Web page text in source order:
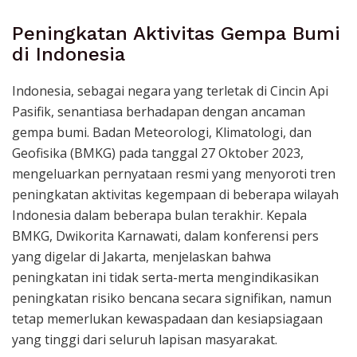
Peningkatan Aktivitas Gempa Bumi
di Indonesia
Indonesia, sebagai negara yang terletak di Cincin Api
Pasifik, senantiasa berhadapan dengan ancaman
gempa bumi. Badan Meteorologi, Klimatologi, dan
Geofisika (BMKG) pada tanggal 27 Oktober 2023,
mengeluarkan pernyataan resmi yang menyoroti tren
peningkatan aktivitas kegempaan di beberapa wilayah
Indonesia dalam beberapa bulan terakhir. Kepala
BMKG, Dwikorita Karnawati, dalam konferensi pers
yang digelar di Jakarta, menjelaskan bahwa
peningkatan ini tidak serta-merta mengindikasikan
peningkatan risiko bencana secara signifikan, namun
tetap memerlukan kewaspadaan dan kesiapsiagaan
yang tinggi dari seluruh lapisan masyarakat.